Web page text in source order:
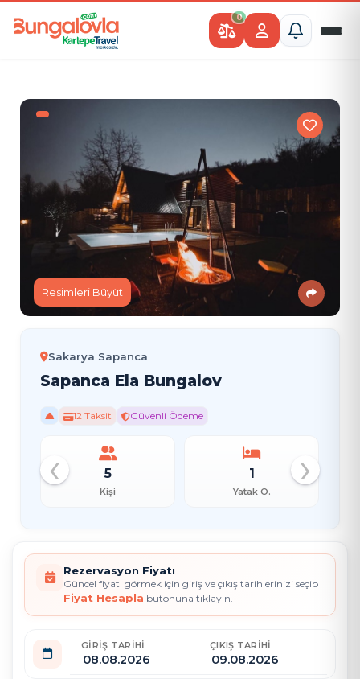
0
Resimleri Büyüt
Sakarya Sapanca
Sapanca Ela Bungalov
12 Taksit Güvenli Ödeme
1
Yatak O.
1
Banyo
‹ ›
Rezervasyon Fiyatı
Güncel fiyatı görmek için giriş ve çıkış tarihlerinizi seçip
Fiyat Hesapla butonuna tıklayın.
GIRIŞ TARIHI ÇIKIŞ TARIHI